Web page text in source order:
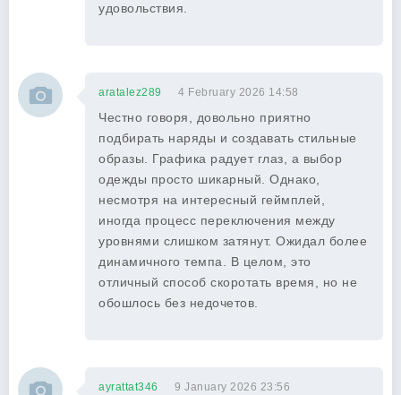
удовольствия.
aratalez289 4 February 2026 14:58
Честно говоря, довольно приятно
подбирать наряды и создавать стильные
образы. Графика радует глаз, а выбор
одежды просто шикарный. Однако,
несмотря на интересный геймплей,
иногда процесс переключения между
уровнями слишком затянут. Ожидал более
динамичного темпа. В целом, это
отличный способ скоротать время, но не
обошлось без недочетов.
ayrattat346 9 January 2026 23:56